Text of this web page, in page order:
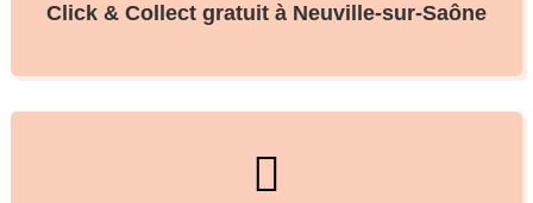
Click & Collect gratuit à Neuville-sur-Saône
